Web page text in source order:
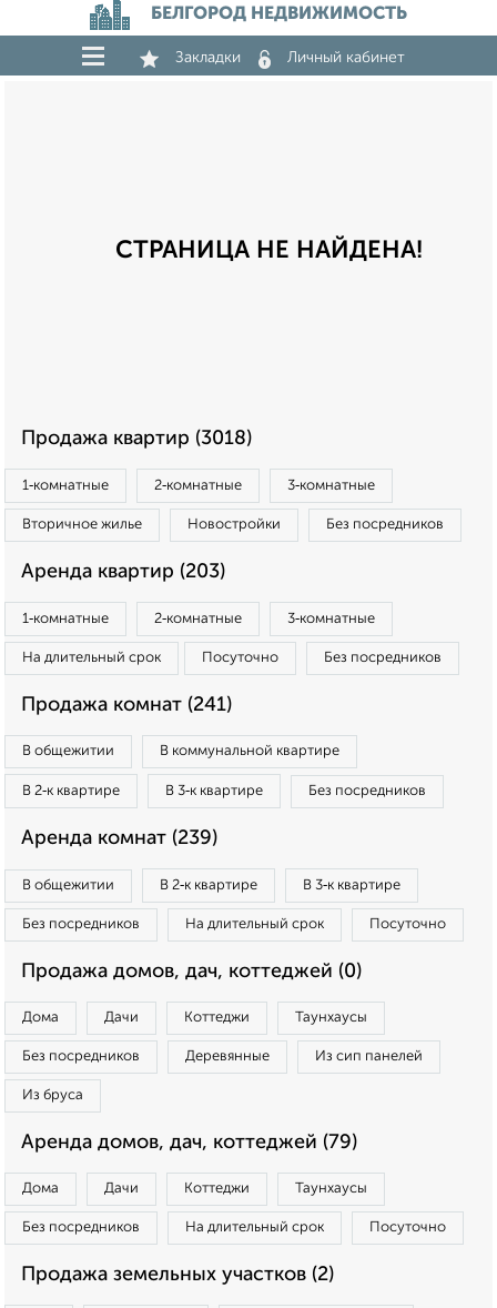
БЕЛГОРОД НЕДВИЖИМОСТЬ
Закладки Личный кабинет
СТРАНИЦА НЕ НАЙДЕНА!
Продажа квартир (3018)
1‑комнатные 2‑комнатные 3‑комнатные
Вторичное жилье Новостройки Без посредников
Аренда квартир (203)
1‑комнатные 2‑комнатные 3‑комнатные
На длительный срок Посуточно Без посредников
Продажа комнат (241)
В общежитии В коммунальной квартире
В 2‑к квартире В 3‑к квартире Без посредников
Аренда комнат (239)
В общежитии В 2‑к квартире В 3‑к квартире
Без посредников На длительный срок Посуточно
Продажа домов, дач, коттеджей (0)
Дома Дачи Коттеджи Таунхаусы
Без посредников Деревянные Из сип панелей
Из бруса
Аренда домов, дач, коттеджей (79)
Дома Дачи Коттеджи Таунхаусы
Без посредников На длительный срок Посуточно
Продажа земельных участков (2)